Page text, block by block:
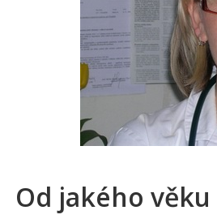
Od jakého